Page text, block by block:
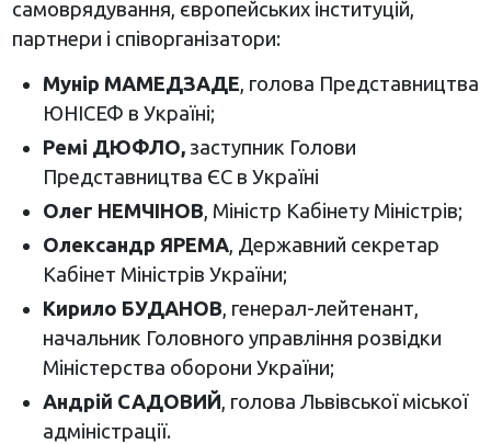
самоврядування, європейських інституцій,
партнери і співорганізатори:
Мунір МАМЕДЗАДЕ, голова Представництва
ЮНІСЕФ в Україні;
Ремі ДЮФЛО, заступник Голови
Представництва ЄС в Україні
Олег НЕМЧІНОВ, Міністр Кабінету Міністрів;
Олександр ЯРЕМА, Державний секретар
Кабінет Міністрів України;
Кирило БУДАНОВ, генерал-лейтенант,
начальник Головного управління розвідки
Міністерства оборони України;
Андрій САДОВИЙ, голова Львівської міської
адміністрації.